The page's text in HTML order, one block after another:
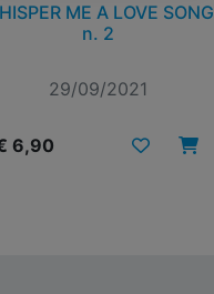
ME A LOVE SONG
n. 2
29/09/2021
6,90